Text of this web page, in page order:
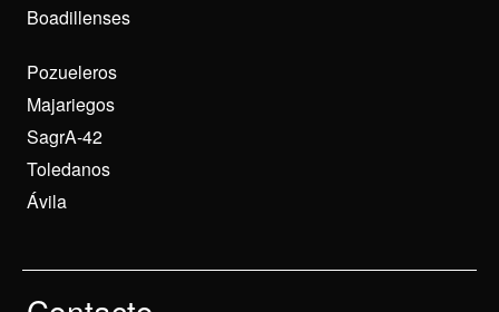
Boadillenses
Pozueleros
Majariegos
SagrA-42
Toledanos
Ávila